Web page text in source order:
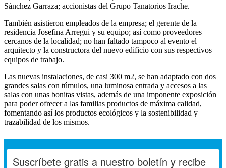
Sánchez Garraza; accionistas del Grupo Tanatorios Irache.
También asistieron empleados de la empresa; el gerente de la
residencia Josefina Arregui y su equipo; así como proveedores
cercanos de la localidad; no han faltado tampoco al evento el
arquitecto y la constructora del nuevo edificio con sus respectivos
equipos de trabajo.
Las nuevas instalaciones, de casi 300 m2, se han adaptado con dos
grandes salas con túmulos, una luminosa entrada y accesos a las
salas con unas bonitas vistas, además de una imponente exposición
para poder ofrecer a las familias productos de máxima calidad,
fomentando así los productos ecológicos y la sostenibilidad y
trazabilidad de los mismos.